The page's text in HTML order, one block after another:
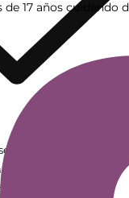
de 17 años cuidando